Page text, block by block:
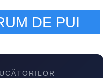
DE PUI